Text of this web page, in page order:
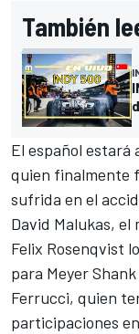
También
El español estará
quien finalmente
sufrida en el
David Malukas, el
Felix Rosenqvist
para Meyer
Ferrucci, quien
participaciones